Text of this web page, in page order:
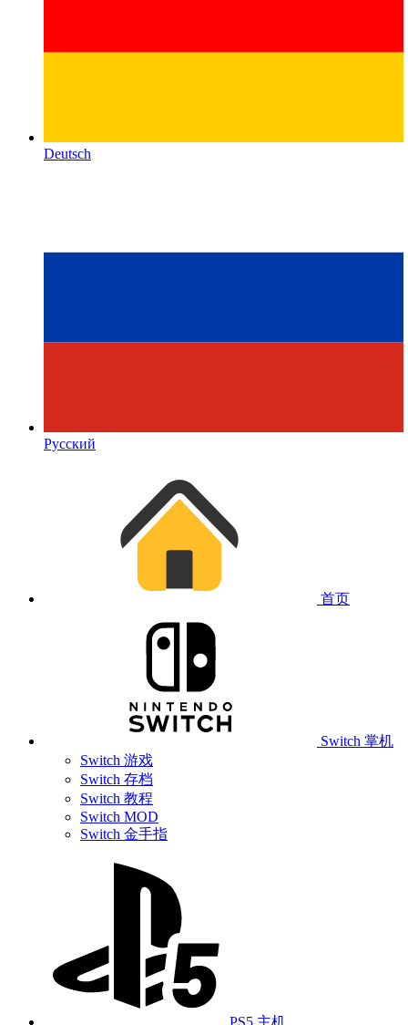
Deutsch
Русский
首页
Switch 掌机
Switch 游戏
Switch 存档
Switch 教程
Switch MOD
Switch 金手指